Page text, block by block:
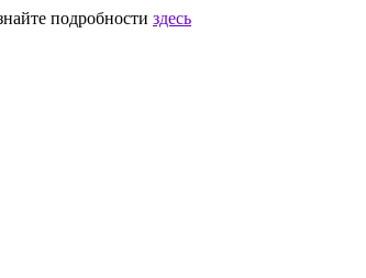
подробности здесь